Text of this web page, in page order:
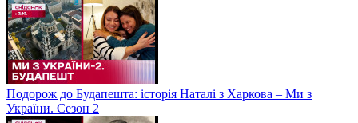
Подорож до Будапешта: історія Наталі з Харкова – Ми з
України. Сезон 2